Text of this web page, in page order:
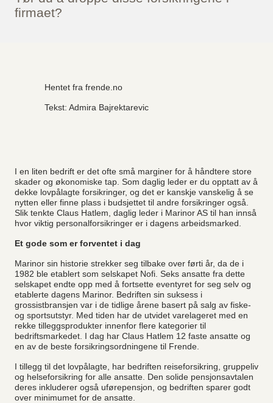
firmaet?
Hentet fra frende.no
Tekst: Admira Bajrektarevic
I en liten bedrift er det ofte små marginer for å håndtere store
skader og økonomiske tap. Som daglig leder er du opptatt av å
dekke lovpålagte forsikringer, og det er kanskje vanskelig å se
nytten eller finne plass i budsjettet til andre forsikringer også.
Slik tenkte Claus Hatlem, daglig leder i Marinor AS til han innså
hvor viktig personalforsikringer er i dagens arbeidsmarked.
Et gode som er forventet i dag
Marinor sin historie strekker seg tilbake over førti år, da de i
1982 ble etablert som selskapet Nofi. Seks ansatte fra dette
selskapet endte opp med å fortsette eventyret for seg selv og
etablerte dagens Marinor. Bedriften sin suksess i
grossistbransjen var i de tidlige årene basert på salg av fiske-
og sportsutstyr. Med tiden har de utvidet varelageret med en
rekke tilleggsprodukter innenfor flere kategorier til
bedriftsmarkedet. I dag har Claus Hatlem 12 faste ansatte og
en av de beste forsikringsordningene til Frende.
I tillegg til det lovpålagte, har bedriften reiseforsikring, gruppeliv
og helseforsikring for alle ansatte. Den solide pensjonsavtalen
deres inkluderer også uførepensjon, og bedriften sparer godt
over minimumet for de ansatte.